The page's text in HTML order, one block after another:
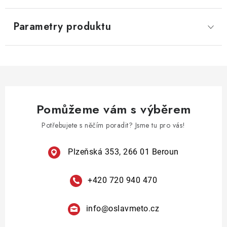
Parametry produktu
Pomůžeme vám s výběrem
Potřebujete s něčím poradit? Jsme tu pro vás!
Plzeňská 353, 266 01 Beroun
+420 720 940 470
info@oslavmeto.cz